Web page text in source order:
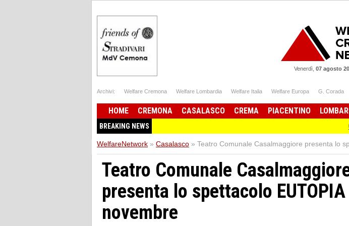
Venerdì, 07 agosto
Archivi: Welfare Cremona Welfare Lombardia Welfare Italia Welfare Europa G. Corada
HOME CREMONA CASALASCO CREMA PIACENTINO
BREAKING NEWS Guccini,
WelfareNetwork » Casalasco » Teatro Comunale Casalmaggiore presenta lo
Teatro Comunale
presenta lo spettacolo
novembre